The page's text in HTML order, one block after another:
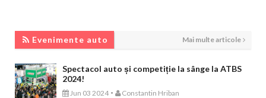
Evenimente auto Mai multe articole
Spectacol auto și competiție la sânge la ATBS
2024!
Jun 03 2024 - Constantin Hriban